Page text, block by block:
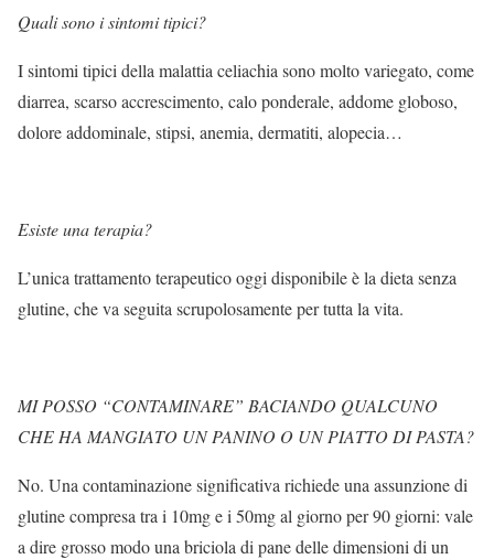
Quali sono i sintomi tipici?
I sintomi tipici della malattia celiachia sono molto variegato, come
diarrea, scarso accrescimento, calo ponderale, addome globoso,
dolore addominale, stipsi, anemia, dermatiti, alopecia…
Esiste una terapia?
L’unica trattamento terapeutico oggi disponibile è la dieta senza
glutine, che va seguita scrupolosamente per tutta la vita.
MI POSSO “CONTAMINARE” BACIANDO QUALCUNO
CHE HA MANGIATO UN PANINO O UN PIATTO DI PASTA?
No. Una contaminazione significativa richiede una assunzione di
glutine compresa tra i 10mg e i 50mg al giorno per 90 giorni: vale
a dire grosso modo una briciola di pane delle dimensioni di un